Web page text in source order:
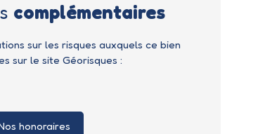
complémentaires
sur les risques auxquels ce bien
sur le site Géorisques :
honoraires